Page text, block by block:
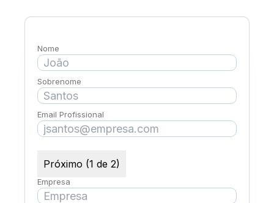
Nome
Sobrenome
Email Profissional
Próximo (1 de 2)
Empresa